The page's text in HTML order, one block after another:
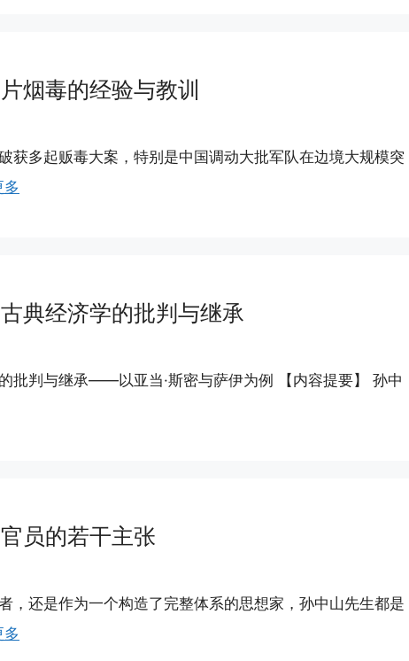
烟毒的经验与教训
获多起贩毒大案，特别是中国调动大批军队在边境大规模突
多
典经济学的批判与继承
批判与继承——以亚当·斯密与萨伊为例 【内容提要】 孙中
员的若干主张
，还是作为一个构造了完整体系的思想家，孙中山先生都是
多